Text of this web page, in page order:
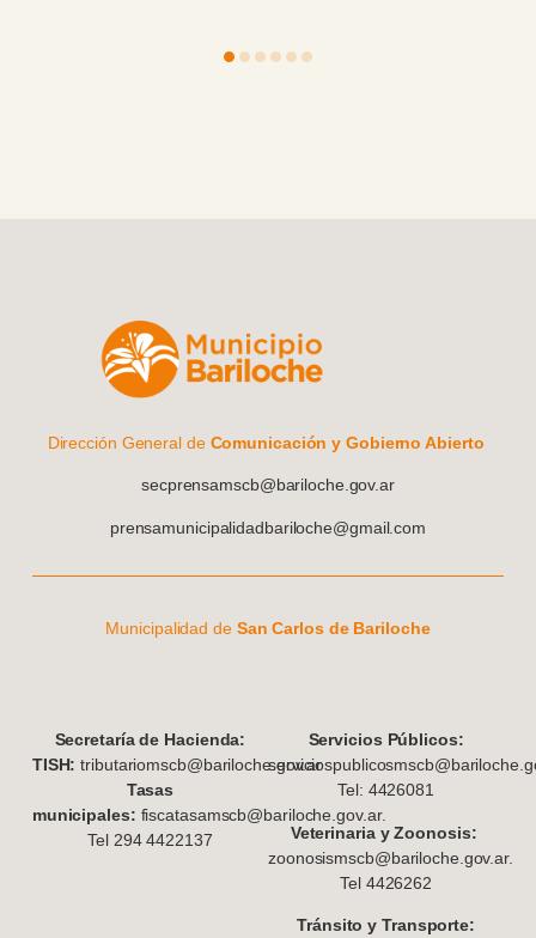
Dirección General de Comunicación y Gobierno Abierto
secprensamscb@bariloche.gov.ar
prensamunicipalidadbariloche@gmail.com
Municipalidad deSan Carlos de Bariloche
Secretaría de Hacienda:
TISH: tributariomscb@bariloche.gov.ar
Tasas
municipales: fiscatasamscb@bariloche.gov.ar.
Tel 294 4422137
Servicios Públicos:
Tel: 4426081
Veterinaria y Zoonosis:
zoonosismscb@bariloche.gov.ar.
Tel 4426262
Tránsito y Transporte: